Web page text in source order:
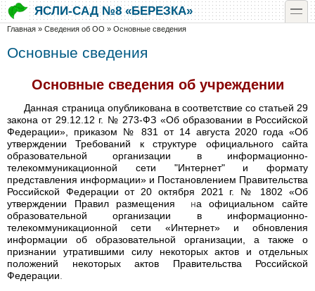
Перейти к основному содержанию
Skip to searchЯСЛИ-САД №8 «БЕРЕЗКА»
toggle
Вы здесь
Главная » Сведения об ОО » Основные сведения
Основные сведения
Основные сведения об учреждении
Данная страница опубликована в соответствие со статьей 29
закона от 29.12.12 г. № 273-ФЗ «Об образовании в Российской
Федерации», приказом № 831 от 14 августа 2020 года «Об
утверждении Требований к структуре официального сайта
образовательной организации в информационно-
телекоммуникационной сети "Интернет" и формату
представления информации» и Постановлением Правительства
Российской Федерации от 20 октября 2021 г. № 1802 «Об
утверждении Правил размещения на официальном сайте
образовательной организации в информационно-
телекоммуникационной сети «Интернет» и обновления
информации об образовательной организации, а также о
признании утратившими силу некоторых актов и отдельных
положений некоторых актов Правительства Российской
Федерации